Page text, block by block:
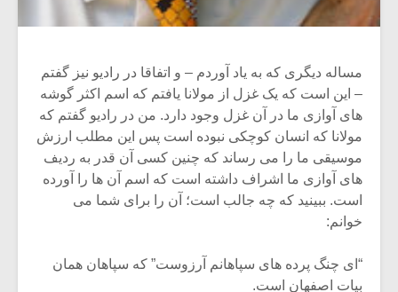
مساله دیگری که به یاد آوردم – و اتفاقا در رادیو نیز گفتم
– این است که یک غزل از مولانا یافتم که اسم اکثر گوشه
های آوازی ما در آن غزل وجود دارد. من در رادیو گفتم که
مولانا که انسان کوچکی نبوده است پس این مطلب ارزش
موسیقی ما را می رساند که چنین کسی آن قدر به ردیف
های آوازی ما اشراف داشته است که اسم آن ها را آورده
است. ببینید که چه جالب است؛ آن را برای شما می
خوانم:
“ای چنگ پرده های سپاهانم آرزوست” که سپاهان همان
بیات اصفهان است.